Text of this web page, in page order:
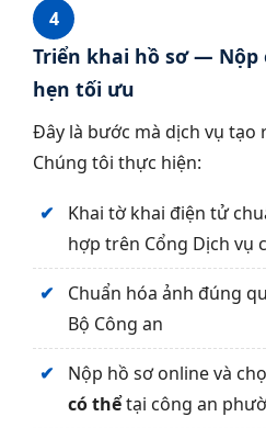
4
Triển khai hồ sơ — Nộp
hẹn tối ưu
Đây là bước mà dịch vụ tạo
Chúng tôi thực hiện:
Khai tờ khai điện tử
hợp trên Cổng Dịch vụ
Chuẩn hóa ảnh đúng
Bộ Công an
Nộp hồ sơ online và
có thểtại công an